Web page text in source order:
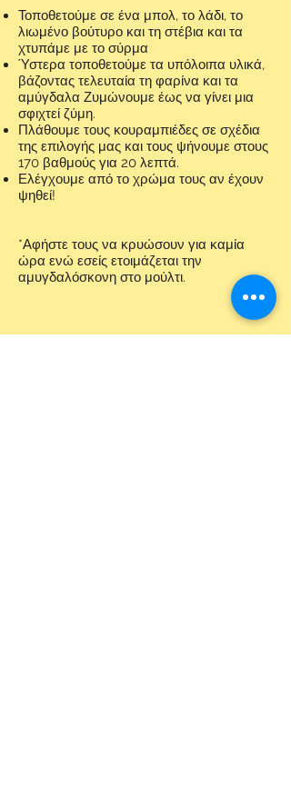
Τοποθετούμε σε ένα μπολ, το λάδι, το
λιωμένο βούτυρο και τη στέβια και τα
χτυπάμε με το σύρμα
Ύστερα τοποθετούμε τα υπόλοιπα υλικά,
βάζοντας τελευταία τη φαρίνα και τα
αμύγδαλα Ζυμώνουμε έως να γίνει μια
σφιχτεί ζύμη.
Πλάθουμε τους κουραμπιέδες σε σχέδια
της επιλογής μας και τους ψήνουμε στους
170 βαθμούς για 20 λεπτά.
Ελέγχουμε από το χρώμα τους αν έχουν
ψηθεί!
*Αφήστε τους να κρυώσουν για καμία
ώρα ενώ εσείς ετοιμάζεται την
αμυγδαλόσκονη στο μούλτι.